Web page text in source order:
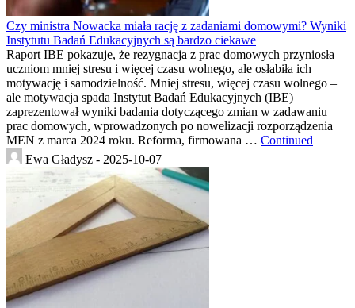
Czy ministra Nowacka miała rację z zadaniami domowymi? Wyniki
Instytutu Badań Edukacyjnych są bardzo ciekawe
Raport IBE pokazuje, że rezygnacja z prac domowych przyniosła
uczniom mniej stresu i więcej czasu wolnego, ale osłabiła ich
motywację i samodzielność. Mniej stresu, więcej czasu wolnego –
ale motywacja spada Instytut Badań Edukacyjnych (IBE)
zaprezentował wyniki badania dotyczącego zmian w zadawaniu
prac domowych, wprowadzonych po nowelizacji rozporządzenia
MEN z marca 2024 roku. Reforma, firmowana … Continued
Ewa Gładysz - 2025-10-07